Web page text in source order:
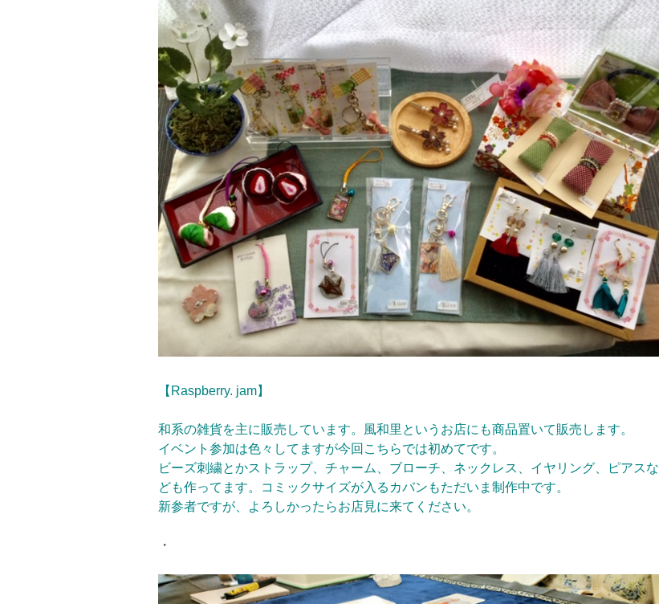
【Raspberry. jam】
和系の雑貨を主に販売しています。風和里というお店にも商品置いて販売します。
イベント参加は色々してますが今回こちらでは初めてです。
ビーズ刺繍とかストラップ、チャーム、ブローチ、ネックレス、イヤリング、ピアスな
ども作ってます。コミックサイズが入るカバンもただいま制作中です。
新参者ですが、よろしかったらお店見に来てください。
・